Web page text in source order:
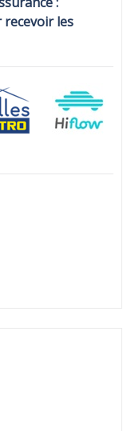
recevoir les